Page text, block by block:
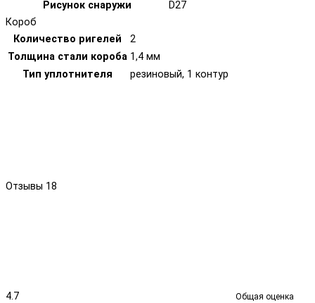
Рисунок снаружи
D27
Короб
Количество ригелей
2
Толщина стали короба 1,4 мм
Тип уплотнителя
резиновый, 1 контур
Отзывы 18
4.7
Общая оценка